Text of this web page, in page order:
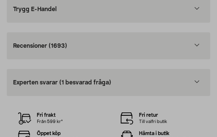
Trygg E-Handel
Recensioner (1693)
Experten svarar (1 besvarad fråga)
Fri frakt
Från 599 kr*
Fri retur
Till valfri butik
Öppet köp Hämta i butik